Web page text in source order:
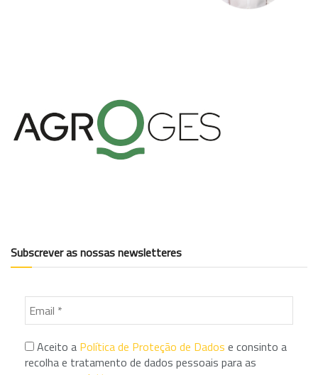
Subscrever as nossas newsletteres
Aceito a Política de Proteção de Dados e consinto a
recolha e tratamento de dados pessoais para as